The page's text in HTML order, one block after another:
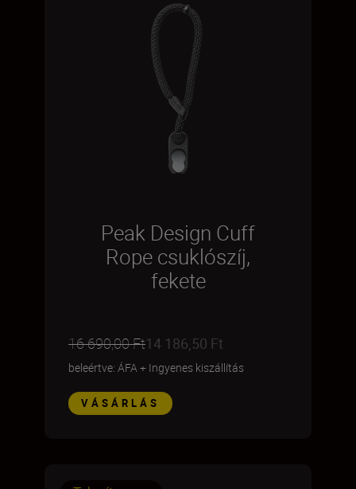
Peak Design Cuff
Rope csuklószíj,
fekete
16 690,00 Ft14 186,50 Ft
beleértve: ÁFA+ Ingyenes kiszállítás
VÁSÁRLÁS